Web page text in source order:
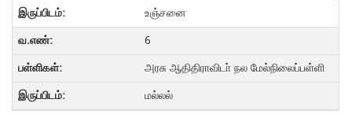
உஞ்சனை
6
அரசு ஆதிதிராவிடா் நல மேல்நிலைப்பள்ளி
மல்லல்